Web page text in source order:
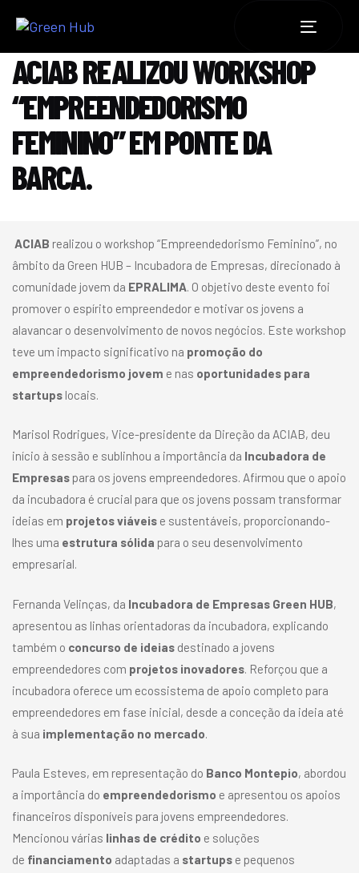
TOGGLE
ACIAB REALIZOU WORKSHOP
“EMPREENDEDORISMO
FEMININO” EM PONTE DA
BARCA.
ACIAB realizou o workshop “Empreendedorismo Feminino”, no
âmbito da Green HUB – Incubadora de Empresas, direcionado à
comunidade jovem da EPRALIMA. O objetivo deste evento foi
promover o espírito empreendedor e motivar os jovens a
alavancar o desenvolvimento de novos negócios. Este workshop
teve um impacto significativo na promoção do
empreendedorismo jovem e nas oportunidades para
startups locais.
Marisol Rodrigues, Vice-presidente da Direção da ACIAB, deu
início à sessão e sublinhou a importância da Incubadora de
Empresas para os jovens empreendedores. Afirmou que o apoio
da incubadora é crucial para que os jovens possam transformar
ideias em projetos viáveis e sustentáveis, proporcionando-
lhes uma estrutura sólida para o seu desenvolvimento
empresarial.
Fernanda Velinças, da Incubadora de Empresas Green HUB,
apresentou as linhas orientadoras da incubadora, explicando
também o concurso de ideias destinado a jovens
empreendedores com projetos inovadores. Reforçou que a
incubadora oferece um ecossistema de apoio completo para
empreendedores em fase inicial, desde a conceção da ideia até
à sua implementação no mercado.
Paula Esteves, em representação do Banco Montepio, abordou
a importância do empreendedorismo e apresentou os apoios
financeiros disponíveis para jovens empreendedores.
Mencionou várias linhas de crédito e soluções
de financiamento adaptadas a startups e pequenos